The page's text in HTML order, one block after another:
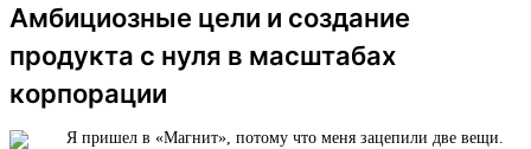
Амбициозные цели и создание
продукта с нуля в масштабах
корпорации
Я пришел в «Магнит», потому что меня зацепили две вещи.